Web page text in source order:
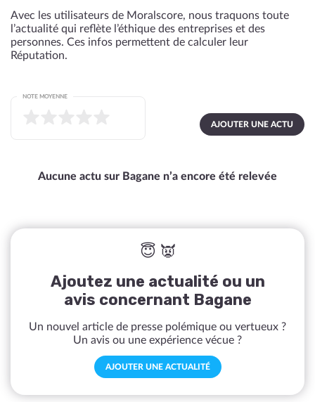
Avec les utilisateurs de Moralscore, nous traquons toute
l’actualité qui reflète l’éthique des entreprises et des
personnes. Ces infos permettent de calculer leur
Réputation.
AJOUTER UNE ACTU
NOTE MOYENNE
Aucune actu sur Bagane n’a encore été relevée
😇 👿
Ajoutez une actualité ou un
avis concernant Bagane
Un nouvel article de presse polémique ou vertueux ?
Un avis ou une expérience vécue ?
AJOUTER UNE ACTUALITÉ